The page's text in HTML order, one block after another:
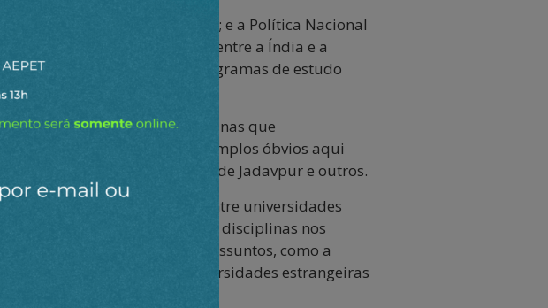
da UPA havia começado; e a Política Nacional
sistema de ensino uniforme entre a Índia e a
conteúdos curriculares e programas de estudo
daquelas universidades indianas que
a atenção mundial; os exemplos óbvios aqui
da Universidade de Jadavpur e outros.
Grants Commission (UGC), entre universidades
dos cursos em várias disciplinas nos
na inclusão de alguns assuntos, como a
como o que as universidades estrangeiras